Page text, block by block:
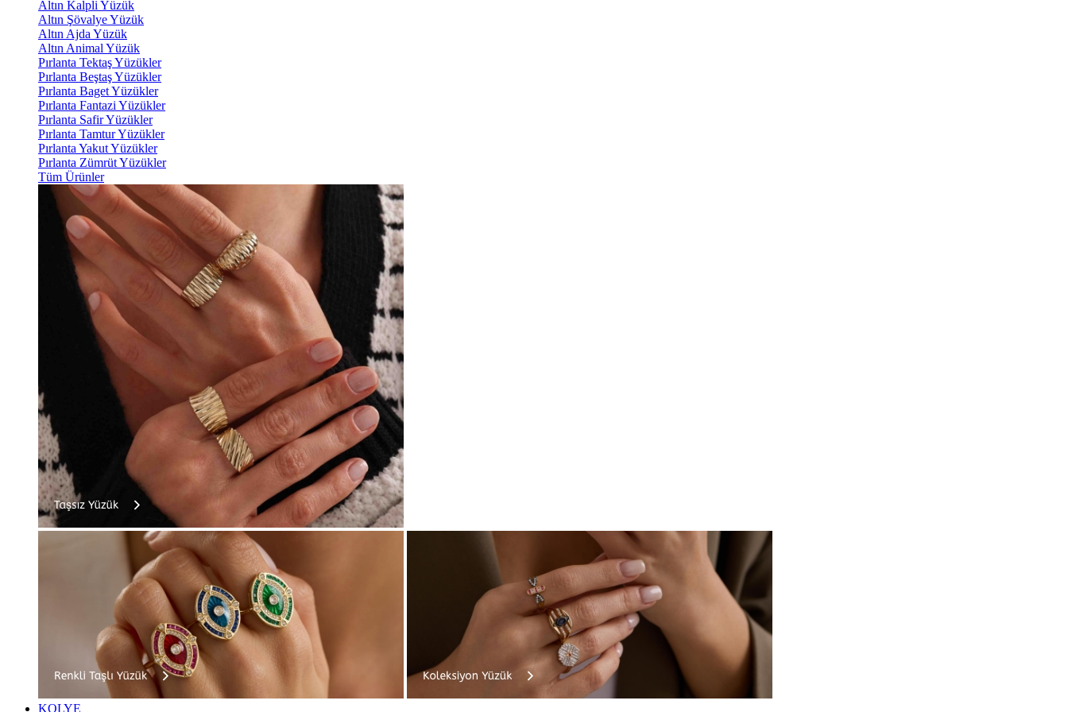
Altın Kalpli Yüzük
Altın Şövalye Yüzük
Altın Ajda Yüzük
Altın Animal Yüzük
Pırlanta Tektaş Yüzükler
Pırlanta Beştaş Yüzükler
Pırlanta Baget Yüzükler
Pırlanta Fantazi Yüzükler
Pırlanta Safir Yüzükler
Pırlanta Tamtur Yüzükler
Pırlanta Yakut Yüzükler
Pırlanta Zümrüt Yüzükler
Tüm Ürünler
KOLYE